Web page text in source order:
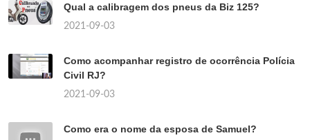
Qual a calibragem dos pneus da Biz 125?
2021-09-03
Como acompanhar registro de ocorrência Polícia
Civil RJ?
2021-09-03
Como era o nome da esposa de Samuel?